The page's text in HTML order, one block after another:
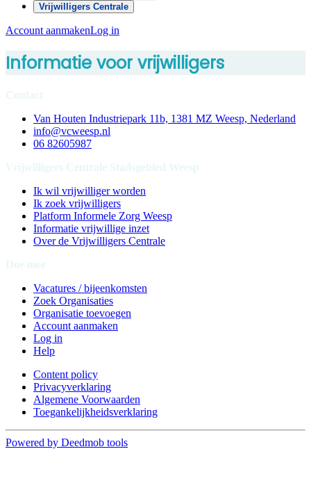
Vrijwilligers Centrale
Account aanmakenLog in
Informatie voor vrijwilligers
Van Houten Industriepark 11b, 1381 MZ Weesp, Nederland
info@vcweesp.nl
06 82605987
Ik wil vrijwilliger worden
Ik zoek vrijwilligers
Platform Informele Zorg Weesp
Informatie vrijwillige inzet
Over de Vrijwilligers Centrale
Vacatures / bijeenkomsten
Zoek Organisaties
Organisatie toevoegen
Account aanmaken
Log in
Help
Content policy
Privacyverklaring
Algemene Voorwaarden
Toegankelijkheidsverklaring
Powered by Deedmob tools